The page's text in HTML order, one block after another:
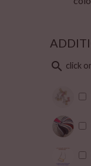
search click